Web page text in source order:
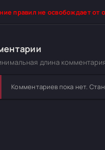
правил не освобождает от
длина
Комментариев пока нет.